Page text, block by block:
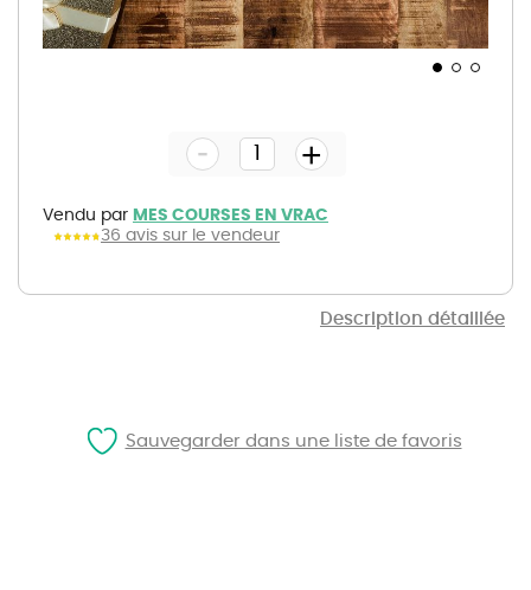
Description détaillée
gallery
Vendu par MES COURSES EN VRAC
36 avis sur le vendeur
- +
Sauvegarder dans une liste de favoris